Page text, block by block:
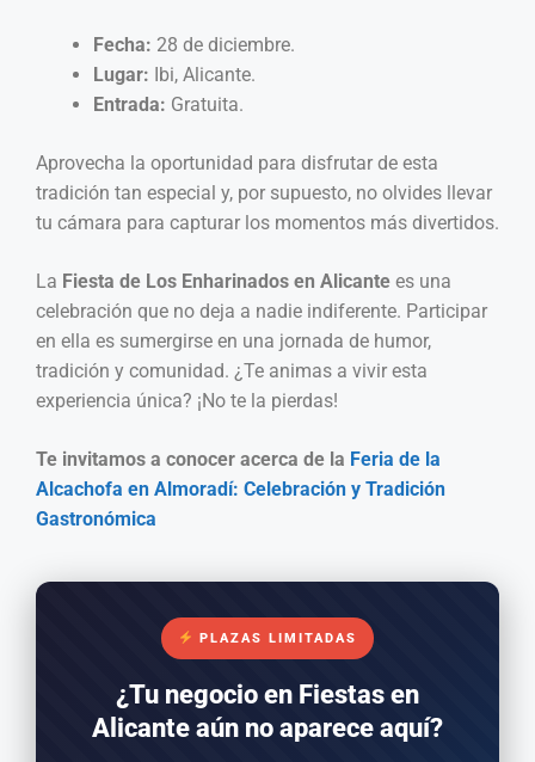
Fecha: 28 de diciembre.
Lugar: Ibi, Alicante.
Entrada: Gratuita.
Aprovecha la oportunidad para disfrutar de esta
tradición tan especial y, por supuesto, no olvides llevar
tu cámara para capturar los momentos más divertidos.
La Fiesta de Los Enharinados en Alicante es una
celebración que no deja a nadie indiferente. Participar
en ella es sumergirse en una jornada de humor,
tradición y comunidad. ¿Te animas a vivir esta
experiencia única? ¡No te la pierdas!
Te invitamos a conocer acerca de la Feria de la
Alcachofa en Almoradí: Celebración y Tradición
Gastronómica
PLAZAS LIMITADAS
¿Tu negocio en Fiestas en
Alicante aún no aparece aquí?